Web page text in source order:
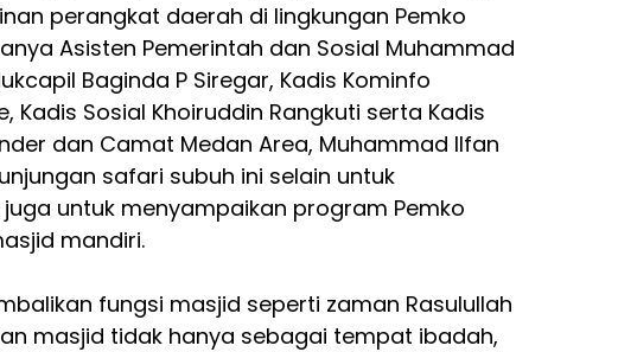
perangkat daerah di lingkungan Pemko
Asisten Pemerintah dan Sosial Muhammad
Baginda P Siregar, Kadis Kominfo
Kadis Sosial Khoiruddin Rangkuti serta Kadis
dan Camat Medan Area, Muhammad Ilfan
safari subuh ini selain untuk
untuk menyampaikan program Pemko
mandiri.
fungsi masjid seperti zaman Rasulullah
masjid tidak hanya sebagai tempat ibadah,